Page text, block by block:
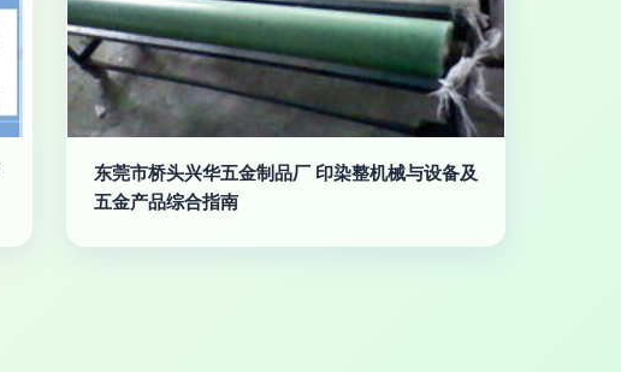
东莞市桥头兴华五金制品厂 印染整机械与设备及
五金产品综合指南